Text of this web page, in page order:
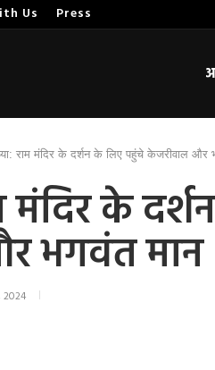
Us Press
राम मंदिर के दर्शन के लिए पहुंचे केजरीवाल और
मंदिर के
भगवंत मान
2024